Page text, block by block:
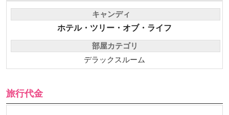
キャンディ
ホテル・ツリー・オブ・ライフ
部屋カテゴリ
デラックスルーム
旅行代金